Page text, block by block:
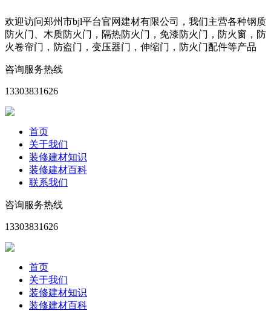
欢迎访问郑州市bjl平台官网建材有限公司，我们主营各种钢质
防火门、木质防火门，隔热防火门，免漆防火门，防火窗，防
火卷帘门，防盗门，变压器门，伸缩门，防火门配件等产品
咨询服务热线
13303831626
首页
关于我们
装修建材知识
装修建材百科
联系我们
咨询服务热线
13303831626
首页
关于我们
装修建材知识
装修建材百科